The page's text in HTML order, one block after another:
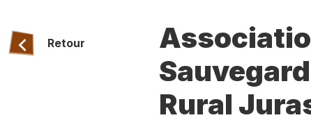
Retour
Rural